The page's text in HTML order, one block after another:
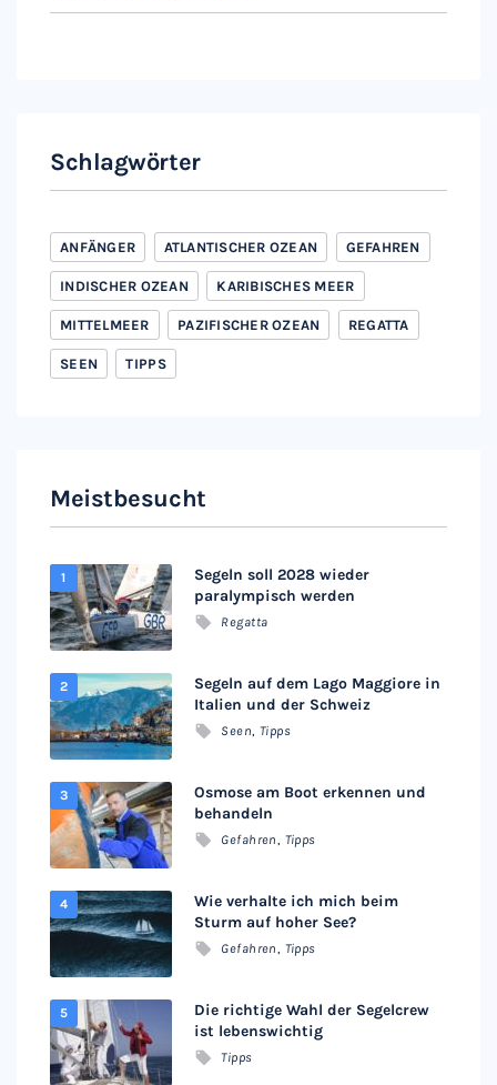
Schlagwörter
ANFÄNGER ATLANTISCHER OZEAN GEFAHREN
INDISCHER OZEAN KARIBISCHES MEER
MITTELMEER PAZIFISCHER OZEAN REGATTA
SEEN TIPPS
Meistbesucht
Segeln soll 2028 wieder
paralympisch werden
Regatta
Segeln auf dem Lago Maggiore in
Italien und der Schweiz
Seen Tipps
Osmose am Boot erkennen und
behandeln
Gefahren Tipps
Wie verhalte ich mich beim
Sturm auf hoher See?
Gefahren Tipps
Die richtige Wahl der Segelcrew
ist lebenswichtig
Tipps